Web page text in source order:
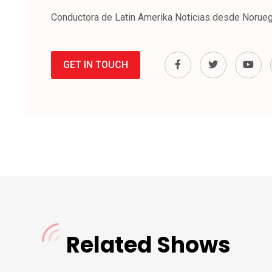
Conductora de Latin Amerika Noticias desde
GET IN TOUCH
Related Shows
Mid Night Show